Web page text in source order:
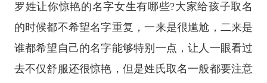
罗姓让你惊艳的名字女生有哪些?大家给孩子取名
的时候都不希望名字重复，一来是很尴尬，二来是
谁都希望自己的名字能够特别一点，让人一眼看过
去不仅舒服还很惊艳，但是姓氏取名一般都要注意